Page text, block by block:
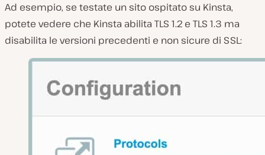
Ad esempio, se testate un sito ospitato su Kinsta,
potete vedere che Kinsta abilita TLS 1.2 e TLS 1.3 ma
disabilita le versioni precedenti e non sicure di SSL: